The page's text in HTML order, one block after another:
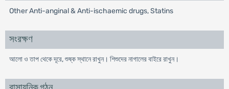
Other Anti-anginal & Anti-ischaemic drugs, Statins
সংরক্ষণ
আলো ও তাপ থেকে দূরে, শুষ্ক স্থানে রাখুন। শিশুদের নাগালের বাইরে রাখুন।